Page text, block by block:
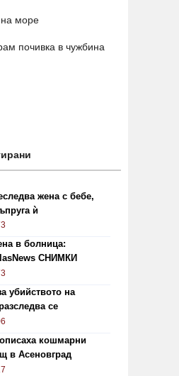
море
почивка в чужбина
жена с бебе,
ѝ
в болница:
СНИМКИ
убийството на
се
кошмарни
в Асеновград